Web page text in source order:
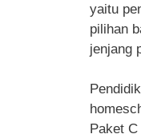
yaitu
pilihan
jenjang
Paket